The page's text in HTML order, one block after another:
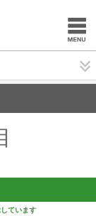
ています